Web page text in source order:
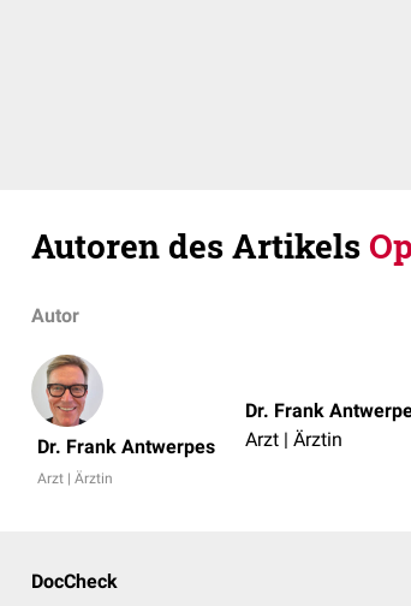
Autoren des Artikels
Autor
Dr. Frank Antwerpes
Arzt | Ärztin
Dr. Frank
Arzt | Ärztin
DocCheck